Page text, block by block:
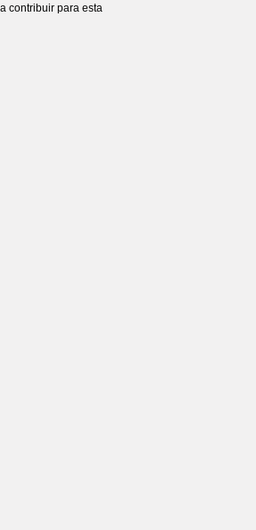
contribuir para esta